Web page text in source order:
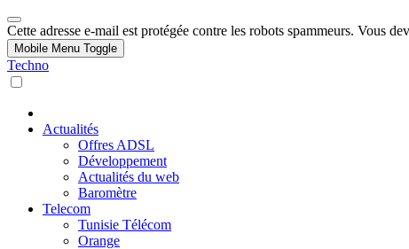
Cette adresse e-mail est protégée contre les robots spammeurs. Vous
Mobile Menu Toggle
Techno
Actualités
Offres ADSL
Développement
Actualités du web
Baromètre
Telecom
Tunisie Télécom
Orange